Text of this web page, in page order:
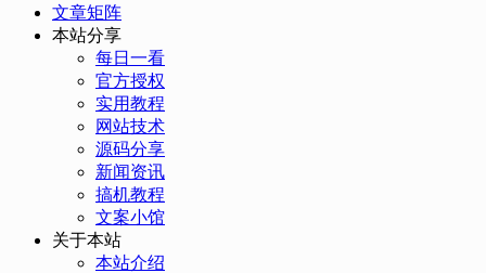
文章矩阵
本站分享
每日一看
官方授权
实用教程
网站技术
源码分享
新闻资讯
搞机教程
文案小馆
关于本站
本站介绍